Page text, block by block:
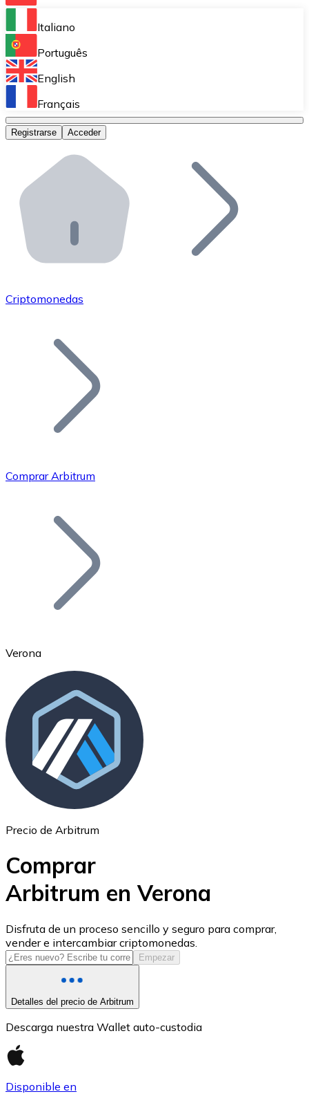
Bitnovo Ramp
Integra nuestra solución en tu plataforma.
Bitnovo Giftcards
Bitnovo OTC
Bitnovo ATM
Integra un ATM Bitnovo en tu negocio y permite que
Bitnovo API
Integra nuestra API en tu ecosistema.
Únete a nuestra red de distribuidores.
Añade tu proyecto a nuestro ecosistema.
Bitcoin
Ethereum
ETH
USD Coin
USDC
Italiano
Português
English
Français
Registrarse Acceder
Criptomonedas
Comprar Arbitrum
Verona
Precio de Arbitrum
Comprar
Arbitrum en Verona
Disfruta de un proceso sencillo y seguro para comprar,
vender e intercambiar criptomonedas.
Empezar
Detalles del precio de Arbitrum
Descarga nuestra Wallet auto-custodia
Disponible en